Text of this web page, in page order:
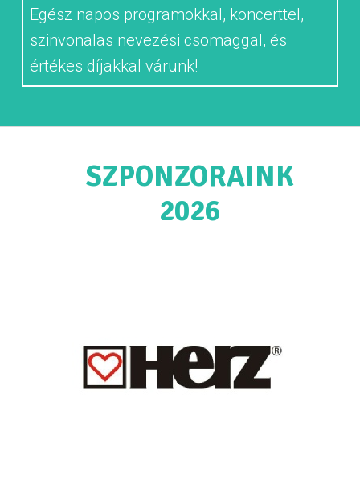
Egész napos programokkal, koncerttel,
szinvonalas nevezési csomaggal, és
értékes díjakkal várunk!
SZPONZORAINK
2026